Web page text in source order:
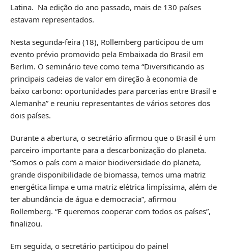
Latina. Na edição do ano passado, mais de 130 países
estavam representados.
Nesta segunda-feira (18), Rollemberg participou de um
evento prévio promovido pela Embaixada do Brasil em
Berlim. O seminário teve como tema “Diversificando as
principais cadeias de valor em direção à economia de
baixo carbono: oportunidades para parcerias entre Brasil e
Alemanha” e reuniu representantes de vários setores dos
dois países.
Durante a abertura, o secretário afirmou que o Brasil é um
parceiro importante para a descarbonização do planeta.
“Somos o país com a maior biodiversidade do planeta,
grande disponibilidade de biomassa, temos uma matriz
energética limpa e uma matriz elétrica limpíssima, além de
ter abundância de água e democracia”, afirmou
Rollemberg. “E queremos cooperar com todos os países”,
finalizou.
Em seguida, o secretário participou do painel